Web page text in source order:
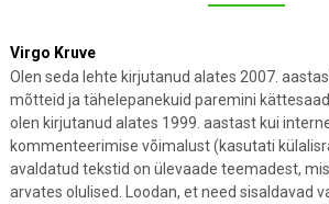
Virgo Kruve
Olen seda lehte kirjutanud alates 2007.
mõtteid ja tähelepanekuid paremini
olen kirjutanud alates 1999. aastast kui
kommenteerimise võimalust (kasutati
avaldatud tekstid on ülevaade teemadest,
arvates olulised. Loodan, et need sisaldavad